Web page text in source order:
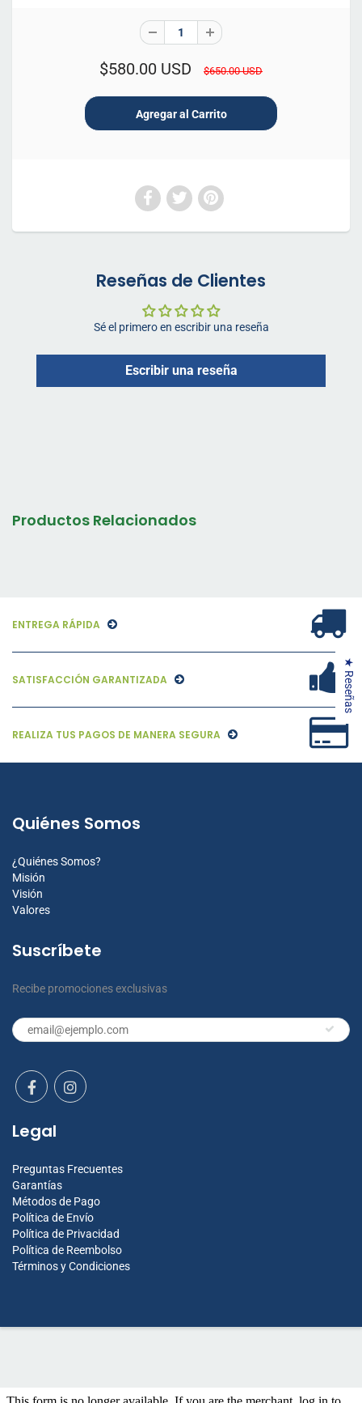
$580.00 USD $650.00 USD
Reseñas de Clientes
Sé el primero en escribir una reseña
Escribir una reseña
Productos Relacionados
ENTREGA RÁPIDA
SATISFACCIÓN GARANTIZADA
REALIZA TUS PAGOS DE MANERA SEGURA
Quiénes Somos
¿Quiénes Somos?
Misión
Visión
Valores
Suscríbete
Recibe promociones exclusivas
Legal
Preguntas Frecuentes
Garantías
Métodos de Pago
Política de Envío
Política de Privacidad
Política de Reembolso
Términos y Condiciones
★ Reseñas